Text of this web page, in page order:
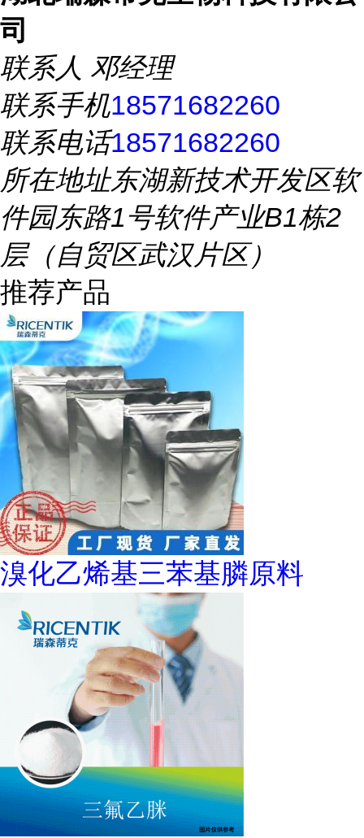
司
联系人 邓经理
联系手机18571682260
联系电话18571682260
所在地址东湖新技术开发区软
件园东路1号软件产业B1栋2
层（自贸区武汉片区）
推荐产品
溴化乙烯基三苯基膦原料